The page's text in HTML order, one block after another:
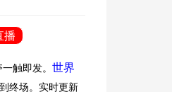
播
触即发。 世界
终场。实时更新